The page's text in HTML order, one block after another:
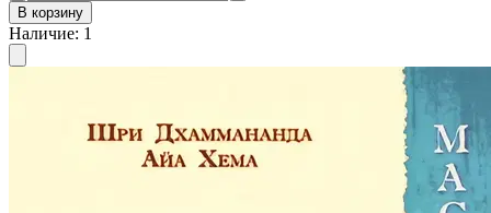
В корзину
Наличие: 1